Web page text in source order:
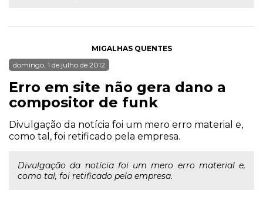
MIGALHAS QUENTES
domingo, 1 de julho de 2012
Erro em site não gera dano a
compositor de funk
Divulgação da notícia foi um mero erro material e,
como tal, foi retificado pela empresa.
Divulgação da notícia foi um mero erro material e,
como tal, foi retificado pela empresa.